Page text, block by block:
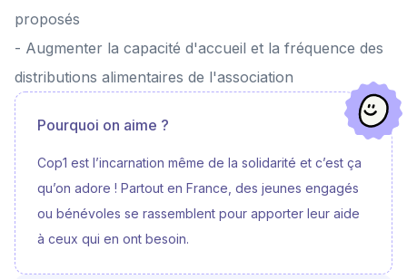
proposés
- Augmenter la capacité d'accueil et la fréquence des
distributions alimentaires de l'association
Pourquoi on aime ?
Cop1 est l’incarnation même de la solidarité et c’est ça
qu’on adore ! Partout en France, des jeunes engagés
ou bénévoles se rassemblent pour apporter leur aide
à ceux qui en ont besoin.